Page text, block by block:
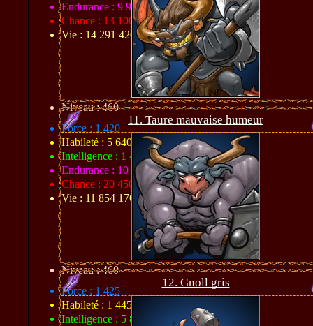
Endurance : 9 994
Chance : 13 100
Vie : 14 291 420
Niveau : 460
Force : 1 420
Habileté : 5 640
Intelligence : 1 410
Endurance : 10 184
Chance : 20 450
Vie : 11 854 176
11. Taure mauvaise humeur
Niveau : 460
Force : 1 425
Habileté : 1 445
Intelligence : 5 820
12. Gnoll gris